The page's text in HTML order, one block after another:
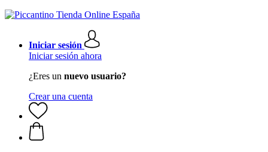
Iniciar sesión
Iniciar sesión ahora
¿Eres un nuevo usuario?
Crear una cuenta